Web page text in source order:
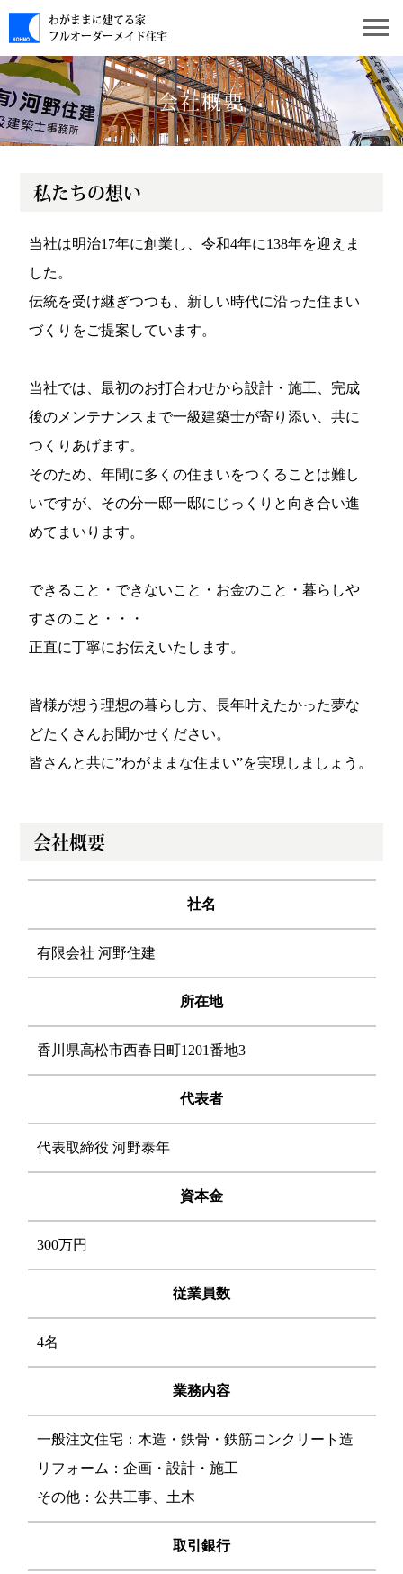
わがままに建てる家
フルオーダーメイド住宅
会社概要
私たちの想い
当社は明治17年に創業し、令和4年に138年を迎えま
した。
伝統を受け継ぎつつも、新しい時代に沿った住まい
づくりをご提案しています。
当社では、最初のお打合わせから設計・施工、完成
後のメンテナンスまで一級建築士が寄り添い、共に
つくりあげます。
そのため、年間に多くの住まいをつくることは難し
いですが、その分一邸一邸にじっくりと向き合い進
めてまいります。
できること・できないこと・お金のこと・暮らしや
すさのこと・・・
正直に丁寧にお伝えいたします。
皆様が想う理想の暮らし方、長年叶えたかった夢な
どたくさんお聞かせください。
皆さんと共に”わがままな住まい”を実現しましょう。
会社概要
社名
有限会社 河野住建
所在地
香川県高松市西春日町1201番地3
代表者
代表取締役 河野泰年
資本金
300万円
従業員数
4名
業務内容
一般注文住宅：木造・鉄骨・鉄筋コンクリート造
リフォーム：企画・設計・施工
その他：公共工事、土木
取引銀行